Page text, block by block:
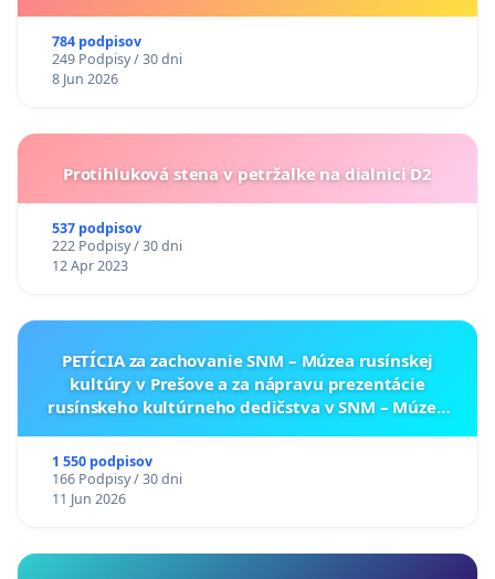
784 podpisov
249 Podpisy / 30 dni
8 Jun 2026
Protihluková stena v petržalke na dialnici D2
537 podpisov
222 Podpisy / 30 dni
12 Apr 2023
PETÍCIA za zachovanie SNM – Múzea rusínskej
kultúry v Prešove a za nápravu prezentácie
rusínskeho kultúrneho dedičstva v SNM – Múzeu
1 550 podpisov
166 Podpisy / 30 dni
11 Jun 2026